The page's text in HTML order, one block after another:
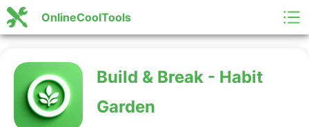
OnlineCoolTools
Build & Break - Habit
Garden